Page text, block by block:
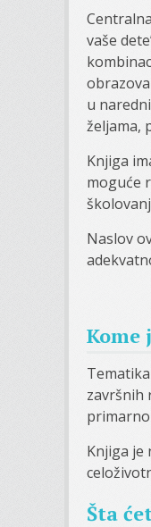
vaše
u
željama,
Knjiga
moguće
Naslov
Kome
završnih
Knjiga je
Šta